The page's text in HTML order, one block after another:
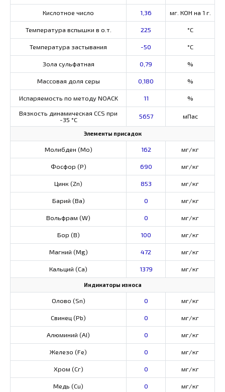
Кислотное число 1,36 мг. КОН на 1 г.
Температура вспышки в о.т. 225 °C
Температура застывания -50 °C
Зола сульфатная 0,79 %
Массовая доля серы 0,180 %
Испаряемость по методу NOACK 11
%
Вязкость динамическая CCS при
-35 °С
5657 мПас
Элементы присадок
Молибден (Мо) 162 мг/кг
Фосфор (Р) 690 мг/кг
Цинк (Zn) 853 мг/кг
Барий (Ва) 0 мг/кг
Вольфрам (W) 0 мг/кг
Бор (В) 100 мг/кг
Магний (Mg) 472 мг/кг
Кальций (Са) 1379 мг/кг
Индикаторы износа
Олово (Sn) 0 мг/кг
Свинец (Pb) 0 мг/кг
Алюминий (AI) 0 мг/кг
Железо (Fe) 0 мг/кг
Хром (Сг) 0 мг/кг
Медь (Cu) 0 мг/кг